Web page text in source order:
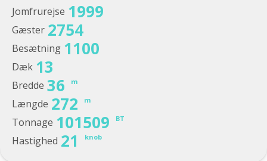
Jomfrurejse 1999
Gæster 2754
Besætning 1100
Dæk 13
Bredde 36 m
Længde 272 m
Tonnage 101509 BT
Hastighed 21 knob